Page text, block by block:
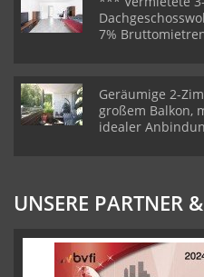
7%
Geräumige 2-
großem Balkon,
idealer
UNSERE PARTNER